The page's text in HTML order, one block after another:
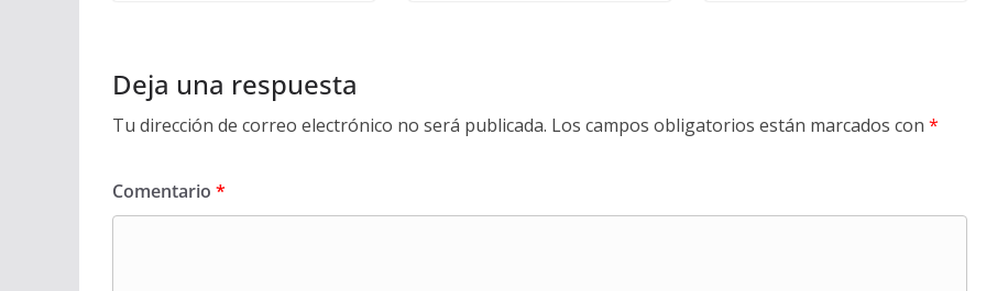
Deja una respuesta
Tu dirección de correo electrónico no será publicada. Los campos obligatorios están marcados con *
Comentario *